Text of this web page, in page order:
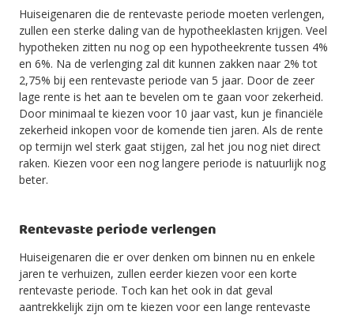
Huiseigenaren die de rentevaste periode moeten verlengen,
zullen een sterke daling van de hypotheeklasten krijgen. Veel
hypotheken zitten nu nog op een hypotheekrente tussen 4%
en 6%. Na de verlenging zal dit kunnen zakken naar 2% tot
2,75% bij een rentevaste periode van 5 jaar. Door de zeer
lage rente is het aan te bevelen om te gaan voor zekerheid.
Door minimaal te kiezen voor 10 jaar vast, kun je financiële
zekerheid inkopen voor de komende tien jaren. Als de rente
op termijn wel sterk gaat stijgen, zal het jou nog niet direct
raken. Kiezen voor een nog langere periode is natuurlijk nog
beter.
Rentevaste periode verlengen
Huiseigenaren die er over denken om binnen nu en enkele
jaren te verhuizen, zullen eerder kiezen voor een korte
rentevaste periode. Toch kan het ook in dat geval
aantrekkelijk zijn om te kiezen voor een lange rentevaste